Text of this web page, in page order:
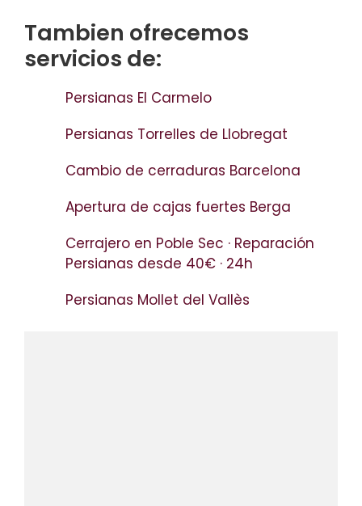
Tambien ofrecemos
servicios de:
Persianas El Carmelo
Persianas Torrelles de Llobregat
Cambio de cerraduras Barcelona
Apertura de cajas fuertes Berga
Cerrajero en Poble Sec · Reparación
Persianas desde 40€ · 24h
Persianas Mollet del Vallès